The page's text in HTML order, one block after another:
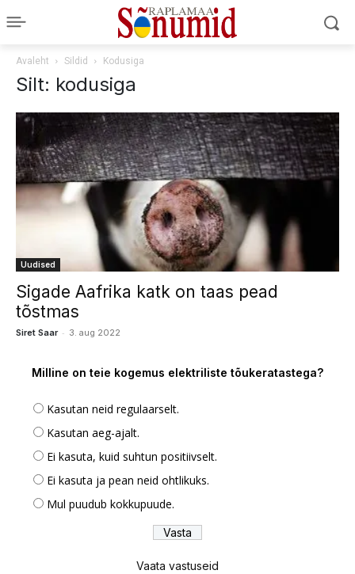
Avaleht Sildid Kodusiga
Silt: kodusiga
Uudised
Sigade Aafrika katk on taas pead
tõstmas
Siret Saar - 3. aug 2022
Milline on teie kogemus elektriliste tõukeratastega?
Kasutan neid regulaarselt.
Kasutan aeg-ajalt.
Ei kasuta, kuid suhtun positiivselt.
Ei kasuta ja pean neid ohtlikuks.
Mul puudub kokkupuude.
Vaata vastuseid